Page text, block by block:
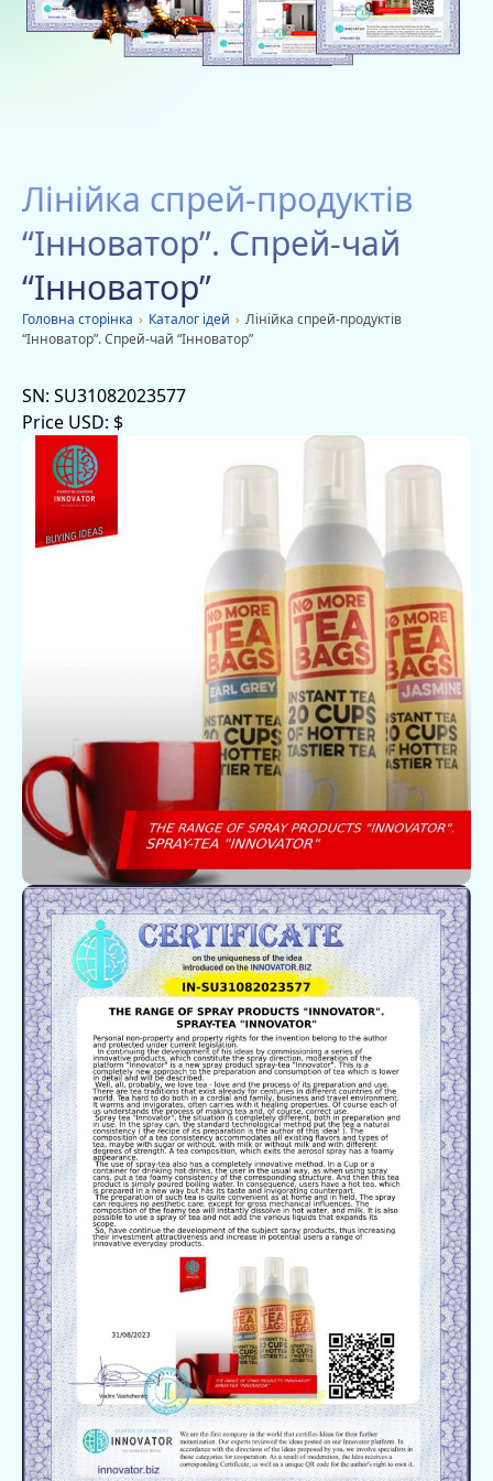
Благодійність
Оголошення
Лінійка спрей-продуктів
“Інноватор”. Спрей-чай
“Інноватор”
Головна сторiнка › Каталог ідей › Лінійка спрей-продуктів
“Інноватор”. Спрей-чай “Інноватор”
SN: SU31082023577
Price USD: $